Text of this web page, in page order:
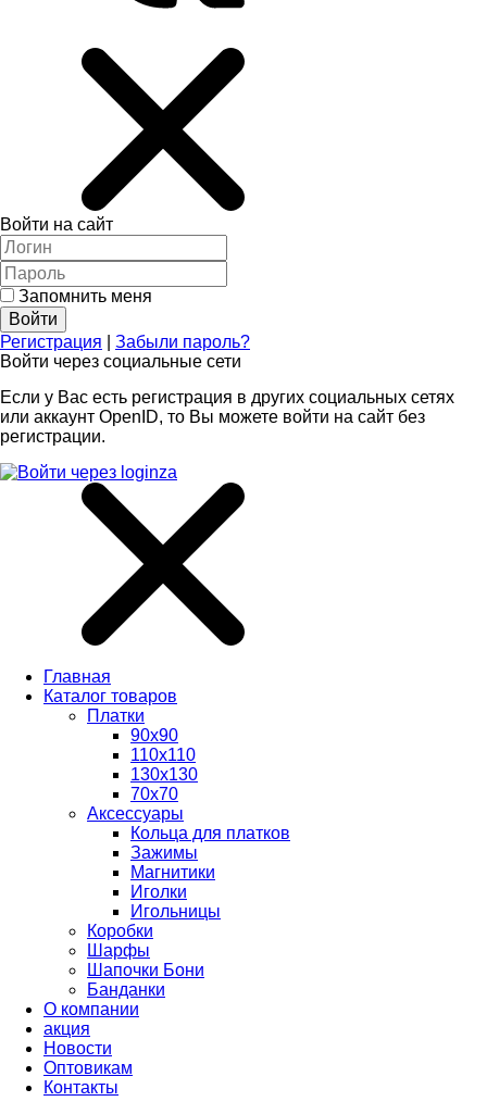
Войти на сайт
Запомнить меня
Регистрация
Забыли пароль?
Войти через социальные сети
Если у Вас есть регистрация в других социальных сетях
или аккаунт OpenID, то Вы можете войти на сайт без
регистрации.
Главная
Каталог товаров
Платки
90x90
110x110
130x130
70х70
Аксессуары
Кольца для платков
Зажимы
Магнитики
Иголки
Игольницы
Коробки
Шарфы
Шапочки Бони
Банданки
О компании
акция
Новости
Оптовикам
Контакты